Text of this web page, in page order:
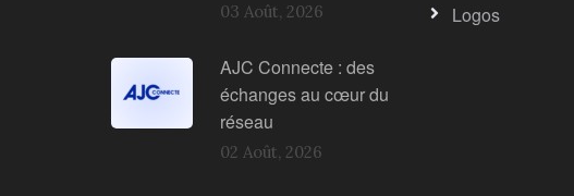
03 Août, 2026
AJC Connecte : des
échanges au cœur du
réseau
02 Août, 2026
Logos